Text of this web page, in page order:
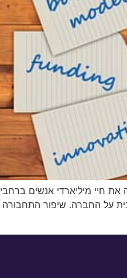
חיי מיליארדי אנשים ברחבי
על החברה. שיפור התחבורה